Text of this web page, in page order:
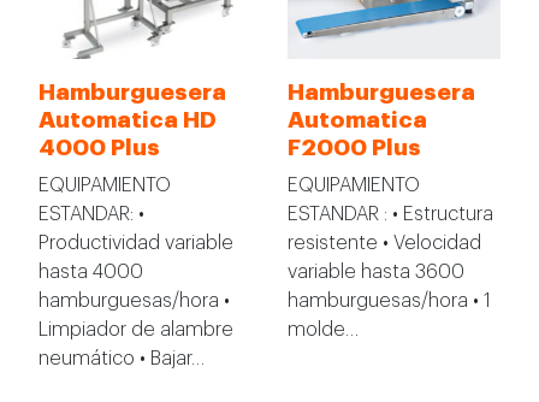
Hamburguesera
Automatica HD
4000 Plus
EQUIPAMIENTO
ESTANDAR: •
Productividad variable
hasta 4000
hamburguesas/hora •
Limpiador de alambre
neumático • Bajar…
Hamburguesera
Automatica
F2000 Plus
EQUIPAMIENTO
ESTANDAR : • Estructura
resistente • Velocidad
variable hasta 3600
hamburguesas/hora • 1
molde…